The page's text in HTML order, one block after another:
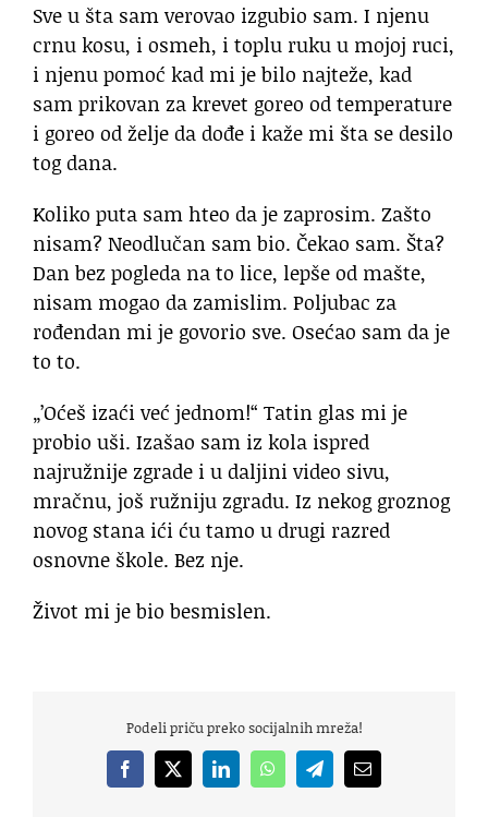
Sve u šta sam verovao izgubio sam. I njenu
crnu kosu, i osmeh, i toplu ruku u mojoj ruci,
i njenu pomoć kad mi je bilo najteže, kad
sam prikovan za krevet goreo od temperature
i goreo od želje da dođe i kaže mi šta se desilo
tog dana.
Koliko puta sam hteo da je zaprosim. Zašto
nisam? Neodlučan sam bio. Čekao sam. Šta?
Dan bez pogleda na to lice, lepše od mašte,
nisam mogao da zamislim. Poljubac za
rođendan mi je govorio sve. Osećao sam da je
to to.
„’Oćeš izaći već jednom!“ Tatin glas mi je
probio uši. Izašao sam iz kola ispred
najružnije zgrade i u daljini video sivu,
mračnu, još ružniju zgradu. Iz nekog groznog
novog stana ići ću tamo u drugi razred
osnovne škole. Bez nje.
Život mi je bio besmislen.
Podeli priču preko socijalnih mreža!
Facebook
X LinkedInWhatsAppTelegramEmail